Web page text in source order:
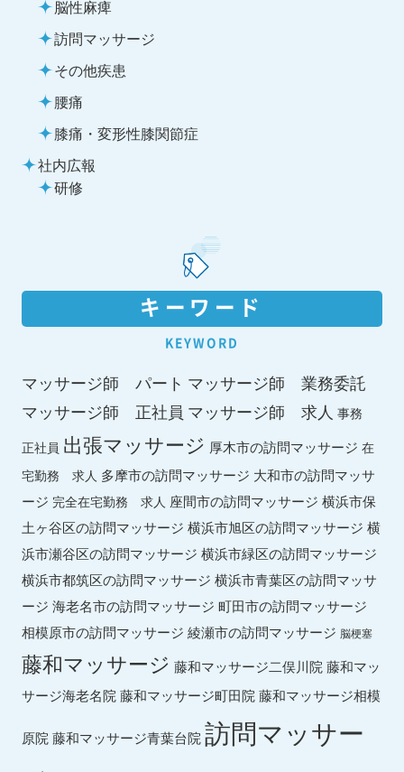
脳性麻痺
訪問マッサージ
その他疾患
腰痛
膝痛・変形性膝関節症
社内広報
研修
キーワード
KEYWORD
マッサージ師 パート マッサージ師 業務委託
マッサージ師 正社員 マッサージ師 求人 事務
正社員 出張マッサージ 厚木市の訪問マッサージ 在
宅勤務 求人 多摩市の訪問マッサージ 大和市の訪問マッサ
ージ 完全在宅勤務 求人 座間市の訪問マッサージ 横浜市保
土ヶ谷区の訪問マッサージ 横浜市旭区の訪問マッサージ 横
浜市瀬谷区の訪問マッサージ 横浜市緑区の訪問マッサージ
横浜市都筑区の訪問マッサージ 横浜市青葉区の訪問マッサ
ージ 海老名市の訪問マッサージ 町田市の訪問マッサージ
相模原市の訪問マッサージ 綾瀬市の訪問マッサージ 脳梗塞
藤和マッサージ 藤和マッサージ二俣川院 藤和マッ
サージ海老名院 藤和マッサージ町田院 藤和マッサージ相模
原院 藤和マッサージ青葉台院 訪問マッサー